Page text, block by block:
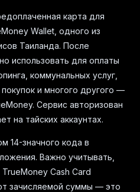
карта для
Wallet, одного из
Таиланда. После
использовать для оплаты
коммунальных услуг,
и многого другого —
Сервис авторизован
на тайских аккаунтах.
14-значного кода в
Важно учитывать,
Cash Card
зачисляемой суммы — это